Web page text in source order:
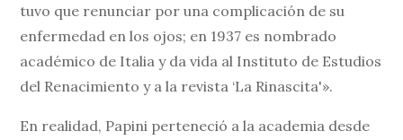
tuvo que renunciar por una complicación de su
enfermedad en los ojos; en 1937 es nombrado
académico de Italia y da vida al Instituto de Estudios
del Renacimiento y a la revista ‘La Rinascita'».
En realidad, Papini perteneció a la academia desde